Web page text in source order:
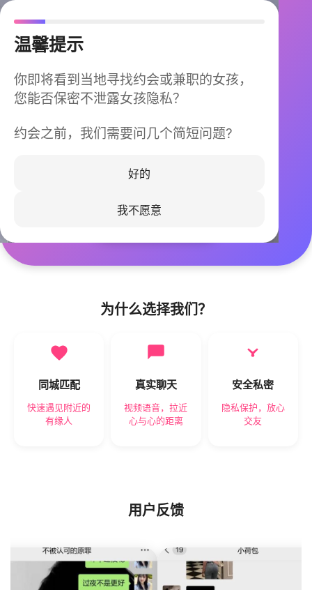
温馨提示
你即将看到当地寻找约会或兼职的女孩，
您能否保密不泄露女孩隐私？
约会之前，我们需要问几个简短问题?
好的
我不愿意
今晚不再孤单
同城快速匹配，马上认识身边的TA
立即下载
为什么选择我们？
同城匹配
快速遇见附近的
有缘人
真实聊天
视频语音，拉近
心与心的距离
安全私密
隐私保护，放心
交友
用户反馈